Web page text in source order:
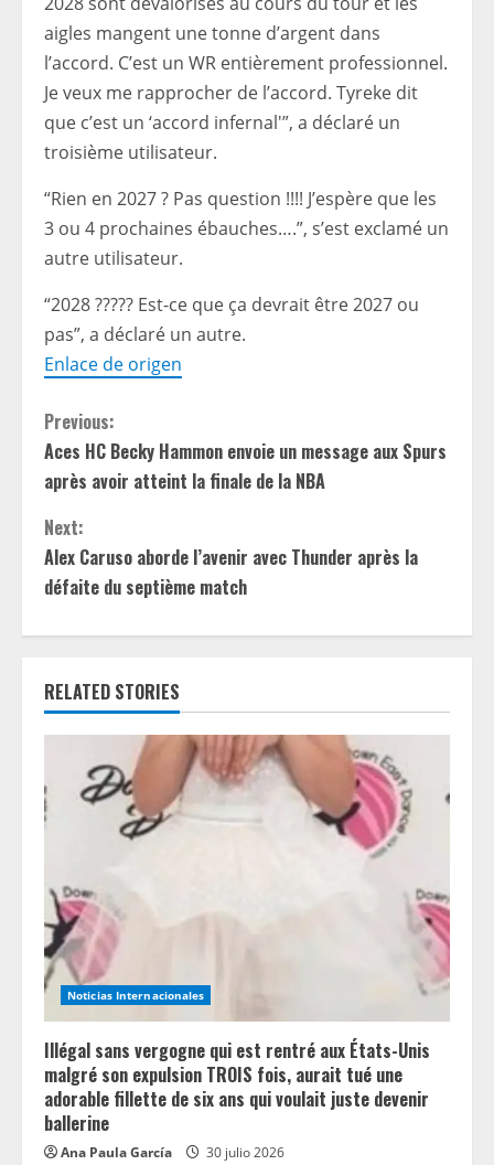
aigles mangent une tonne d’argent dans
l’accord. C’est un WR entièrement professionnel.
Je veux me rapprocher de l’accord. Tyreke dit
que c’est un ‘accord infernal'”, a déclaré un
troisième utilisateur.
“Rien en 2027 ? Pas question !!!! J’espère que les
3 ou 4 prochaines ébauches….”, s’est exclamé un
autre utilisateur.
“2028 ????? Est-ce que ça devrait être 2027 ou
pas”, a déclaré un autre.
Enlace de origen
C
o
n
t
u
R
a
d
i
n
g
Previous:
Aces HC Becky Hammon envoie un message aux Spurs
après avoir atteint la finale de la NBA
Next:
Alex Caruso aborde l’avenir avec Thunder après la
défaite du septième match
RELATED STORIES
Noticias Internacionales
Illégal sans vergogne qui est rentré aux États-Unis
malgré son expulsion TROIS fois, aurait tué une
adorable fillette de six ans qui voulait juste devenir
ballerine
Ana Paula García 30 julio 2026